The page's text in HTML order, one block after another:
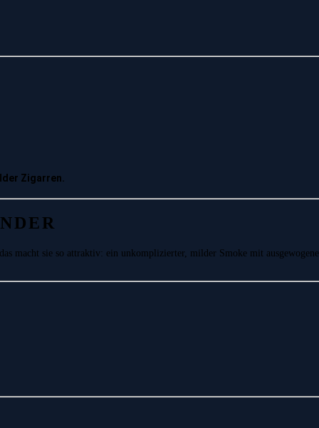
Zigarren.
macht sie so attraktiv: ein unkomplizierter, milder Smoke mit